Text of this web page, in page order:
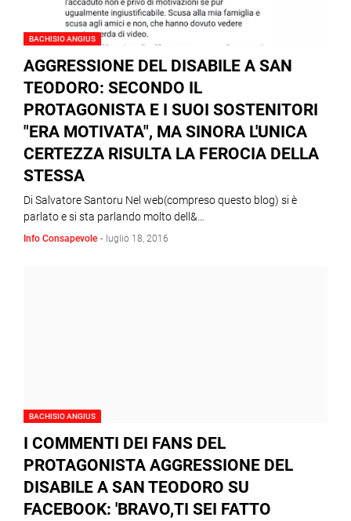
BACHISIO ANGIUS
AGGRESSIONE DEL DISABILE A SAN
TEODORO: SECONDO IL
PROTAGONISTA E I SUOI SOSTENITORI
"ERA MOTIVATA", MA SINORA L'UNICA
CERTEZZA RISULTA LA FEROCIA DELLA
STESSA
Di Salvatore Santoru Nel web(compreso questo blog) si è
parlato e si sta parlando molto dell&…
Info Consapevole - luglio 18, 2016
BACHISIO ANGIUS
I COMMENTI DEI FANS DEL
PROTAGONISTA AGGRESSIONE DEL
DISABILE A SAN TEODORO SU
FACEBOOK: 'BRAVO,TI SEI FATTO